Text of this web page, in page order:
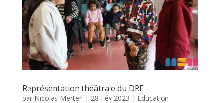
Représentation théâtrale du DRE
par Nicolas Merten | 28 Fév 2023 | Éducation